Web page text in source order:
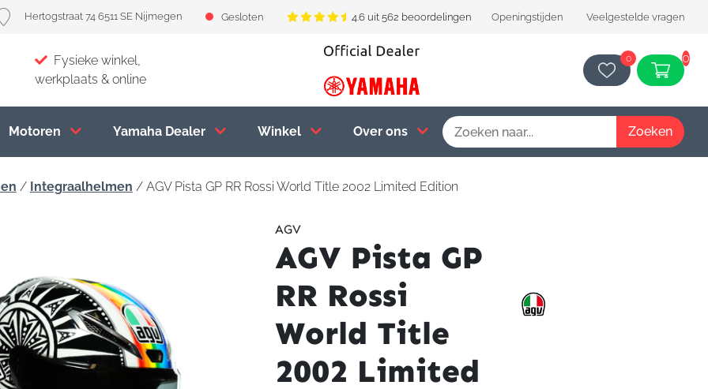
Hertogstraat 74 6511 SE Nijmegen Gesloten 4.6 uit 562 beoordelingen Openingstijden Veelgestelde vragen
Fysieke winkel,
werkplaats & online
0 0
Motoren Yamaha Dealer Winkel Over ons
/ Integraalhelmen / AGV Pista GP RR Rossi World Title 2002 Limited Edition
AGV
AGV Pista GP
RR Rossi
World Title
2002 Limited